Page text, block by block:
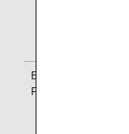
Bestätigung von
Flugnummer